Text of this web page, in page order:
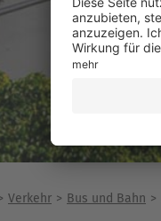
Verkehr Bus und Bahn